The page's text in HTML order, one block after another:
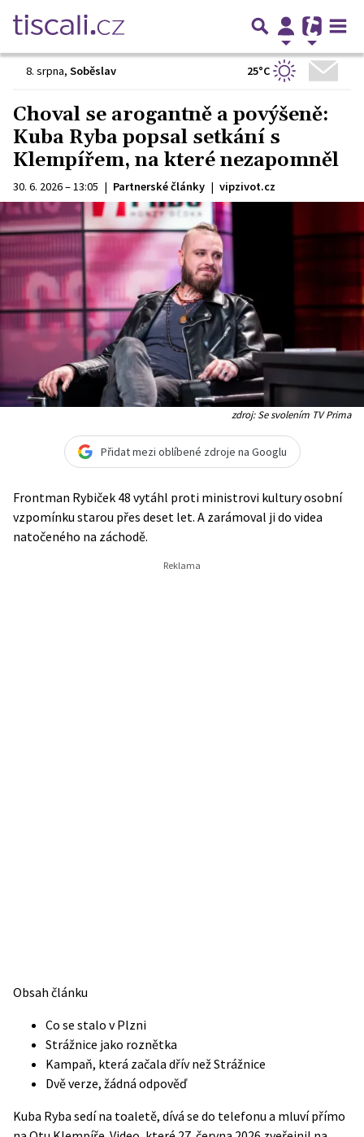
8. srpna, Soběslav 25°C
Choval se arogantně a povýšeně:
Kuba Ryba popsal setkání s
Klempířem, na které nezapomněl
30. 6. 2026 – 13:05 | Partnerské články | vipzivot.cz
zdroj: Se svolením TV Prima
Přidat mezi oblíbené zdroje na Googlu
Frontman Rybiček 48 vytáhl proti ministrovi kultury osobní
vzpomínku starou přes deset let. A zarámoval ji do videa
natočeného na záchodě.
Obsah článku
Co se stalo v Plzni
Strážnice jako roznětka
Kampaň, která začala dřív než Strážnice
Dvě verze, žádná odpověď
Kuba Ryba sedí na toaletě, dívá se do telefonu a mluví přímo